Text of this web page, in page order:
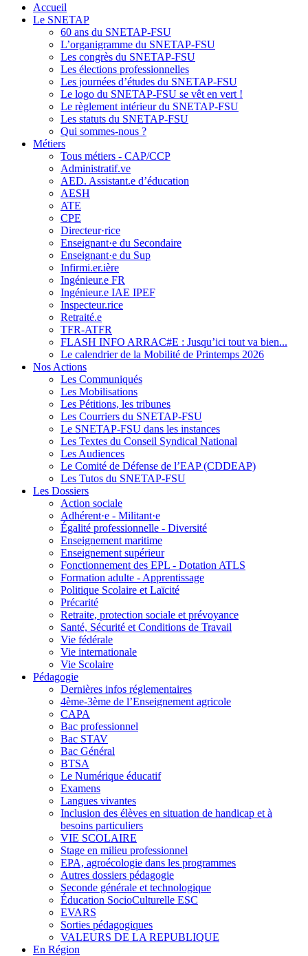
Accueil
Le SNETAP
60 ans du SNETAP-FSU
L’organigramme du SNETAP-FSU
Les congrès du SNETAP-FSU
Les élections professionnelles
Les journées d’études du SNETAP-FSU
Le logo du SNETAP-FSU se vêt en vert !
Le règlement intérieur du SNETAP-FSU
Les statuts du SNETAP-FSU
Qui sommes-nous ?
Métiers
Tous métiers - CAP/CCP
Administratif.ve
AED. Assistant.e d’éducation
AESH
ATE
CPE
Directeur·rice
Enseignant·e du Secondaire
Enseignant·e du Sup
Infirmi.er.ière
Ingénieur.e FR
Ingénieur.e IAE IPEF
Inspecteur.rice
Retraité.e
TFR-ATFR
FLASH INFO ARRAC#E : Jusqu’ici tout va bien...
Le calendrier de la Mobilité de Printemps 2026
Nos Actions
Les Communiqués
Les Mobilisations
Les Pétitions, les tribunes
Les Courriers du SNETAP-FSU
Le SNETAP-FSU dans les instances
Les Textes du Conseil Syndical National
Les Audiences
Le Comité de Défense de l’EAP (CDDEAP)
Les Tutos du SNETAP-FSU
Les Dossiers
Action sociale
Adhérent·e - Militant·e
Égalité professionnelle - Diversité
Enseignement maritime
Enseignement supérieur
Fonctionnement des EPL - Dotation ATLS
Formation adulte - Apprentissage
Politique Scolaire et Laïcité
Précarité
Retraite, protection sociale et prévoyance
Santé, Sécurité et Conditions de Travail
Vie fédérale
Vie internationale
Vie Scolaire
Pédagogie
Dernières infos réglementaires
4ème-3ème de l’Enseignement agricole
CAPA
Bac professionnel
Bac STAV
Bac Général
BTSA
Le Numérique éducatif
Examens
Langues vivantes
Inclusion des élèves en situation de handicap et à
besoins particuliers
VIE SCOLAIRE
Stage en milieu professionnel
EPA, agroécologie dans les programmes
Autres dossiers pédagogie
Seconde générale et technologique
Éducation SocioCulturelle ESC
EVARS
Sorties pédagogiques
VALEURS DE LA REPUBLIQUE
En Région